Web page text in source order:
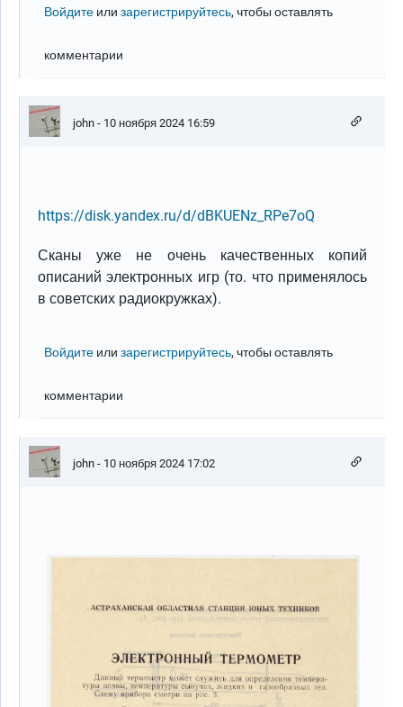
Войдите илизарегистрируйтесь, чтобы оставлять
комментарии
john - 10 ноября 2024 16:59
https://disk.yandex.ru/d/dBKUENz_RPe7oQ
Сканы уже не очень качественных копий
описаний электронных игр (то. что применялось
в советских радиокружках).
Войдите илизарегистрируйтесь, чтобы оставлять
комментарии
john - 10 ноября 2024 17:02